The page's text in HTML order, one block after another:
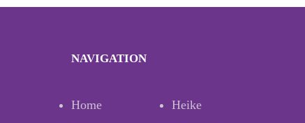
NAVIGATION
Home
Heike